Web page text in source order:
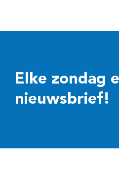
Elke zondag
nieuwsbrief!